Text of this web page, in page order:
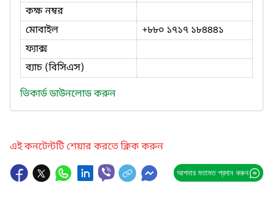
কক্ষ নম্বর
মোবাইল
+৮৮০ ১৭১৭ ১৮৪৪৪১
ফ্যাক্স
ব্যাচ (বিসিএস)
ভিকার্ড ডাউনলোড করুন
এই কনটেন্টটি শেয়ার করতে ক্লিক করুন
আপনার মতামত প্রদান করুন